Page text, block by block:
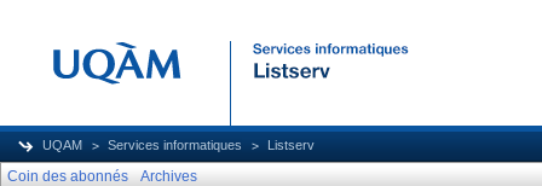
UQAM Services informatiques Listserv
Coin des abonnés Archives